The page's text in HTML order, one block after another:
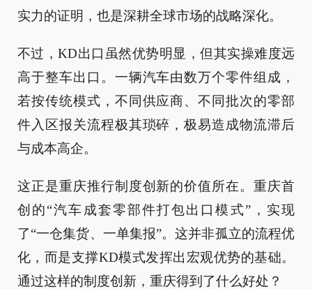
实力的证明，也是深耕全球市场的战略深化。
不过，KD出口虽然优势明显，但其实操难度远
高于整车出口。一辆汽车由数万个零件组成，
若按传统模式，不同供应商、不同批次的零部
件入区报关流程极其琐碎，极易造成物流滞后
与成本高企。
这正是重庆推行制度创新的价值所在。重庆首
创的“汽车成套零部件打包出口模式”，实现
了“一仓集货、一单集报”。这并非孤立的流程优
化，而是支撑KD模式发挥出宏观优势的基础。
通过这样的制度创新，重庆得到了什么好处？